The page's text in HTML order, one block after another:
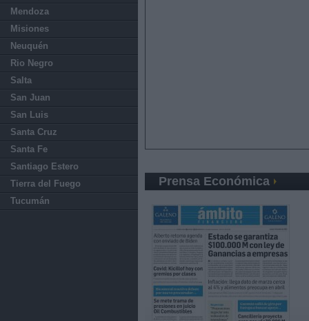
Mendoza
Misiones
Neuquén
Rio Negro
Salta
San Juan
San Luis
Santa Cruz
Santa Fe
Santiago Estero
Tierra del Fuego
Tucumán
Prensa Económica